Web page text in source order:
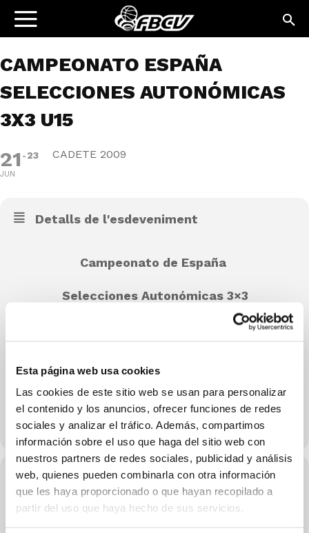
Esta página web usa cookies
Las cookies de este sitio web se usan para personalizar
el contenido y los anuncios, ofrecer funciones de redes
sociales y analizar el tráfico. Además, compartimos
información sobre el uso que haga del sitio web con
nuestros partners de redes sociales, publicidad y análisis
web, quienes pueden combinarla con otra información
que les haya proporcionado o que hayan recopilado a
partir del uso que haya hecho de sus servicios.
CAMPEONATO ESPAÑA
SELECCIONES AUTONÓMICAS
3X3 U15
21
JUN
23 CADETE 2009
Detalls de l'esdeveniment
Campeonato de España
Selecciones Autonómicas 3×3
22 y 23 de Junio en Cartagena
Hora
21/06/2024 - 23/06/2024 (Consulta el horario en los detalles
del evento)